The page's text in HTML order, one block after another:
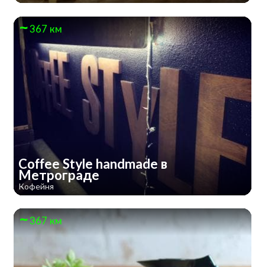
367 км
Coffee Style handmade в
Метрограде
Кофейня
367 км